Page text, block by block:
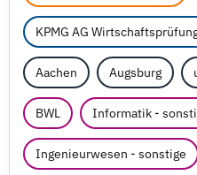
KPMG AG
Aachen Augsburg
BWL Informatik -
Ingenieurwesen - sonstige